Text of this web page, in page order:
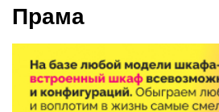
Прама